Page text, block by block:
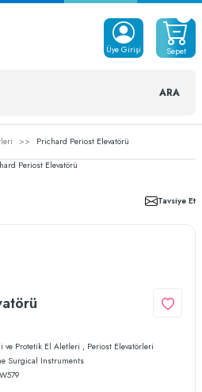
ARA
Üye Girişi Sepet
Prichard Periost Elevatörü
Tavsiye Et
ve Protetik El Aletleri , Periost Elevatörleri
Surgical Instruments